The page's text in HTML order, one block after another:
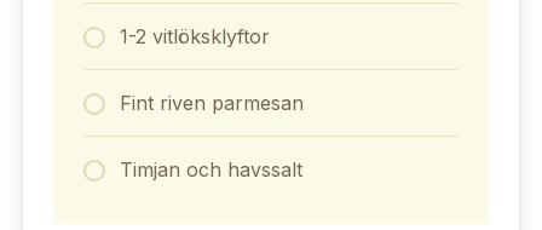
1-2 vitlöksklyftor
Fint riven parmesan
Timjan och havssalt